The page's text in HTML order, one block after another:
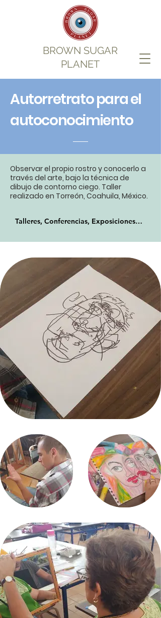
BROWN SUGAR
PLANET
Autorretrato para el
autoconocimiento
Observar el propio rostro y conocerlo a
través del arte, bajo la técnica de
dibujo de contorno ciego. Taller
realizado en Torreón, Coahuila, México.
Talleres, Conferencias, Exposiciones > Autorretrato para el autoconocimiento